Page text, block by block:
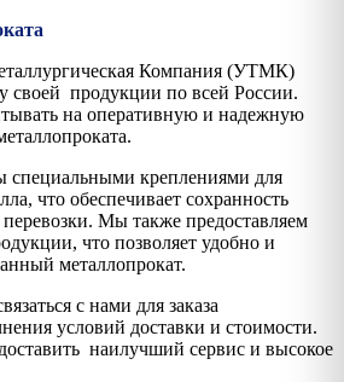
Компания (УТМК)
своей продукции по всей России.
на оперативную и надежную
креплениями для
что обеспечивает сохранность
Мы также предоставляем
что позволяет удобно и
металлопрокат.
с нами для заказа
условий доставки и стоимости.
наилучший сервис и высокое